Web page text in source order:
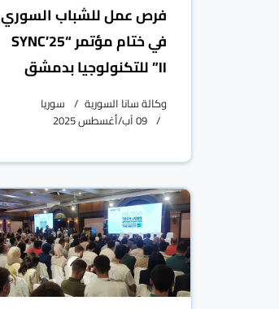
فرص عمل للشباب السوري
في ختام مؤتمر “SYNC’25
II” للتكنولوجيا بدمشق
وكالة سانا السورية
سوريا
09 آب/أغسطس 2025